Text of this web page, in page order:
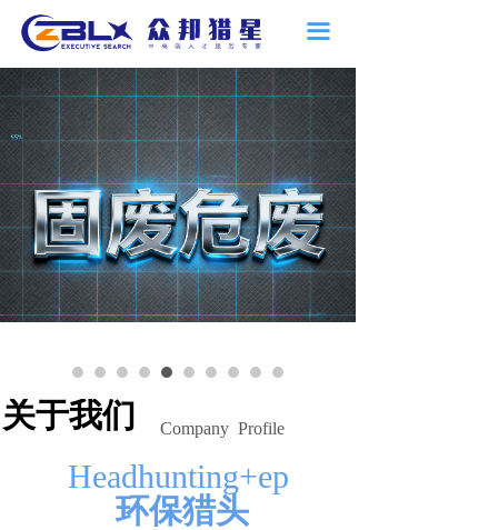
끀
关于我们 Company Profile
Headhunting+ep
环保猎头
Control Render
Error!ControlType:banner,StyleName:Style1,ColorName:Item0,Message:InitError,
ControlType:banner Error:Can not find controltemplate
D:\scdwezhan\web\Plugins\Controls\Templates\banner\mobile\banner.xml